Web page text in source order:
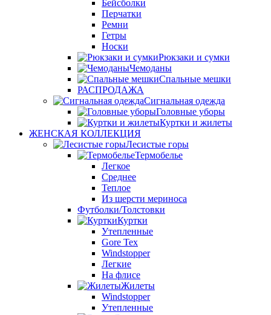
Бейсболки
Перчатки
Ремни
Гетры
Носки
Рюкзаки и сумки
Чемоданы
Спальные мешки
РАСПРОДАЖА
Сигнальная одежда
Головные уборы
Куртки и жилеты
ЖЕНСКАЯ КОЛЛЕКЦИЯ
Лесистые горы
Термобелье
Легкое
Среднее
Теплое
Из шерсти мериноса
Футболки/Толстовки
Куртки
Утепленные
Gore Tex
Windstopper
Легкие
На флисе
Жилеты
Windstopper
Утепленные